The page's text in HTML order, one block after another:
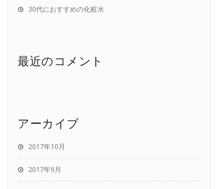
30代におすすめの化粧水
最近のコメント
アーカイブ
2017年10月
2017年9月